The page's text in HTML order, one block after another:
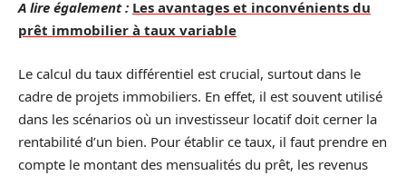
A lire également : Les avantages et inconvénients du
prêt immobilier à taux variable
Le calcul du taux différentiel est crucial, surtout dans le
cadre de projets immobiliers. En effet, il est souvent utilisé
dans les scénarios où un investisseur locatif doit cerner la
rentabilité d’un bien. Pour établir ce taux, il faut prendre en
compte le montant des mensualités du prêt, les revenus